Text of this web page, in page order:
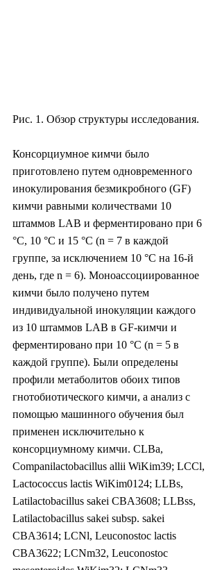
Рис. 1. Обзор структуры исследования.
Консорциумное кимчи было
приготовлено путем одновременного
инокулирования безмикробного (GF)
кимчи равными количествами 10
штаммов LAB и ферментировано при 6
°C, 10 °C и 15 °C (n = 7 в каждой
группе, за исключением 10 °C на 16-й
день, где n = 6). Моноассоциированное
кимчи было получено путем
индивидуальной инокуляции каждого
из 10 штаммов LAB в GF-кимчи и
ферментировано при 10 °C (n = 5 в
каждой группе). Были определены
профили метаболитов обоих типов
гнотобиотического кимчи, а анализ с
помощью машинного обучения был
применен исключительно к
консорциумному кимчи. CLBa,
Companilactobacillus allii WiKim39; LCCl,
Lactococcus lactis WiKim0124; LLBs,
Latilactobacillus sakei CBA3608; LLBss,
Latilactobacillus sakei subsp. sakei
CBA3614; LCNl, Leuconostoc lactis
CBA3622; LCNm32, Leuconostoc